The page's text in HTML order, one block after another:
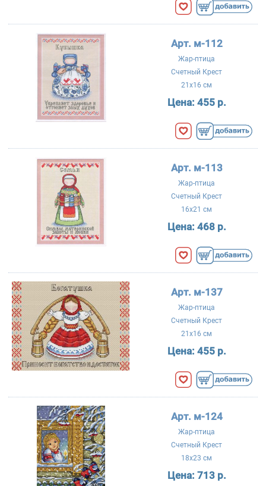
Арт. м-112
Жар-птица
Счетный Крест
21x16 см
Цена: 455 р.
Арт. м-113
Жар-птица
Счетный Крест
16x21 см
Цена: 468 р.
Арт. м-137
Жар-птица
Счетный Крест
21x16 см
Цена: 455 р.
Арт. м-124
Жар-птица
Счетный Крест
18x23 см
Цена: 713 р.